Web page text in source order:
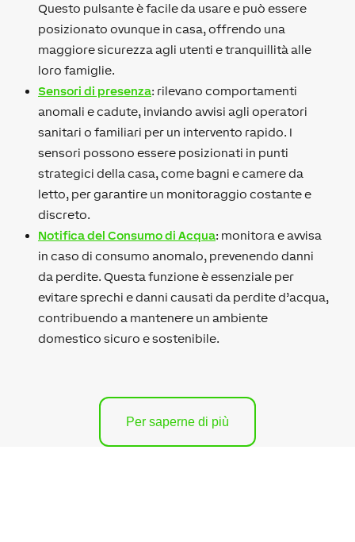
Questo pulsante è facile da usare e può essere
posizionato ovunque in casa, offrendo una
maggiore sicurezza agli utenti e tranquillità alle
loro famiglie.
Sensori di presenza: rilevano comportamenti
anomali e cadute, inviando avvisi agli operatori
sanitari o familiari per un intervento rapido. I
sensori possono essere posizionati in punti
strategici della casa, come bagni e camere da
letto, per garantire un monitoraggio costante e
discreto.
Notifica del Consumo di Acqua: monitora e avvisa
in caso di consumo anomalo, prevenendo danni
da perdite. Questa funzione è essenziale per
evitare sprechi e danni causati da perdite d’acqua,
contribuendo a mantenere un ambiente
domestico sicuro e sostenibile.
Per saperne di più